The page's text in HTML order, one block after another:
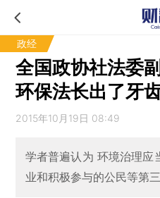
政经
全国政协社法委
环保法长出了牙
2015年10月19日 08:49
学者普遍认为 环境治理应
业和积极参与的公民等第